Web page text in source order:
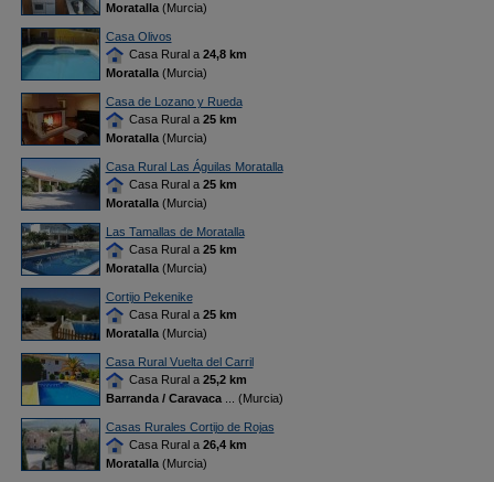
Moratalla(Murcia)
Casa Olivos
Casa Rural a 24,8 km
Moratalla(Murcia)
Casa de Lozano y Rueda
Casa Rural a 25 km
Moratalla(Murcia)
Casa Rural Las Águilas Moratalla
Casa Rural a 25 km
Moratalla(Murcia)
Las Tamallas de Moratalla
Casa Rural a 25 km
Moratalla(Murcia)
Cortijo Pekenike
Casa Rural a 25 km
Moratalla(Murcia)
Casa Rural Vuelta del Carril
Casa Rural a 25,2 km
Barranda / Caravaca
... (Murcia)
Casas Rurales Cortijo de Rojas
Casa Rural a 26,4 km
Moratalla(Murcia)